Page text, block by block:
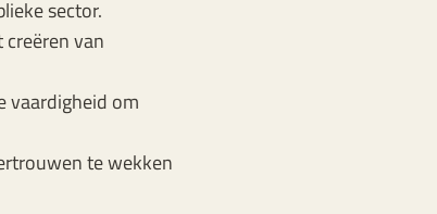
sector.
van
vaardigheid om
te wekken